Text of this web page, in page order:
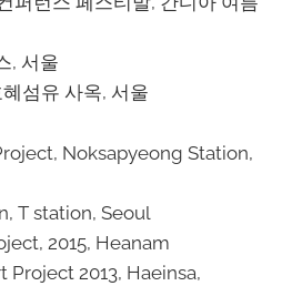
, 서울
섬유 사옥, 서울
Noksapyeong Station,
T station, Seoul
2015, Heanam
Project 2013, Haeinsa,